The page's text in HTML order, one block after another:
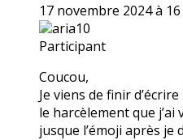
17 novembre 2024 à
aria10
Participant
Coucou,
Je viens de finir
le harcèlement que
jusque l’émoji après je